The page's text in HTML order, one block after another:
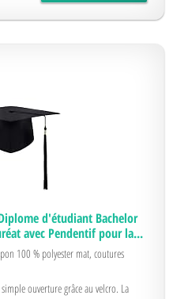
d'étudiant Bachelor
avec Pendentif pour la...
100 % polyester mat, coutures
ouverture grâce au velcro. La